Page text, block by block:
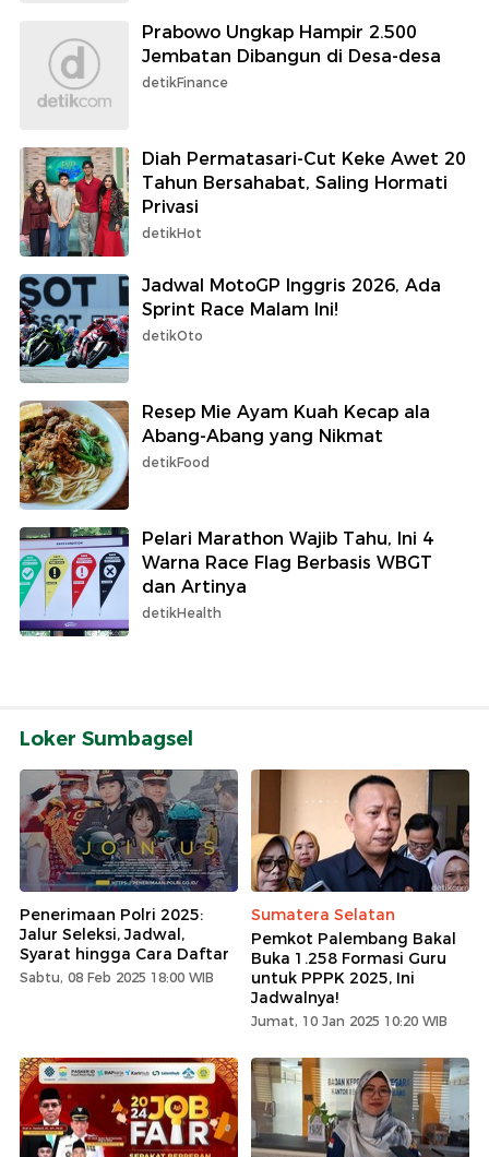
Prabowo Ungkap Hampir 2.500
Jembatan Dibangun di Desa-desa
detikFinance
Diah Permatasari-Cut Keke Awet 20
Tahun Bersahabat, Saling Hormati
Privasi
detikHot
Jadwal MotoGP Inggris 2026, Ada
Sprint Race Malam Ini!
detikOto
Resep Mie Ayam Kuah Kecap ala
Abang-Abang yang Nikmat
detikFood
Pelari Marathon Wajib Tahu, Ini 4
Warna Race Flag Berbasis WBGT
dan Artinya
detikHealth
Loker Sumbagsel
Penerimaan Polri 2025:
Jalur Seleksi, Jadwal,
Syarat hingga Cara Daftar
Sabtu, 08 Feb 2025 18:00 WIB
Sumatera Selatan
Pemkot Palembang Bakal
Buka 1.258 Formasi Guru
untuk PPPK 2025, Ini
Jadwalnya!
Jumat, 10 Jan 2025 10:20 WIB